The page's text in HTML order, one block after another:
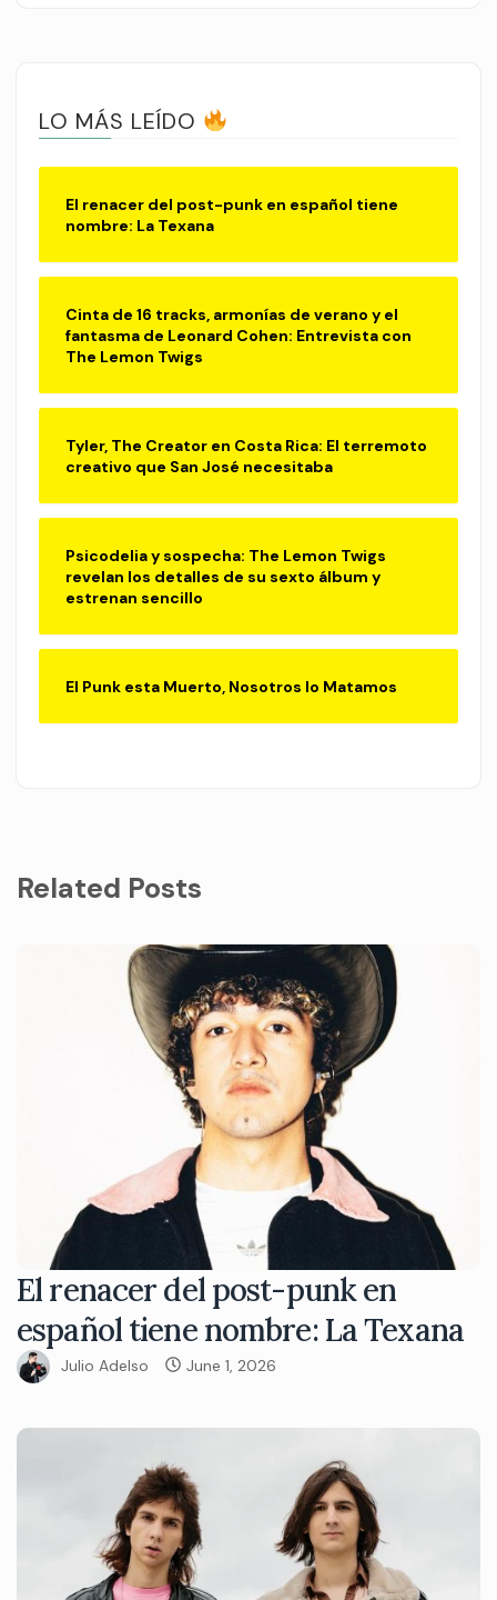
LO MÁS LEÍDO
El renacer del post-punk en español tiene
nombre: La Texana
Cinta de 16 tracks, armonías de verano y el
fantasma de Leonard Cohen: Entrevista con
The Lemon Twigs
Tyler, The Creator en Costa Rica: El terremoto
creativo que San José necesitaba
Psicodelia y sospecha: The Lemon Twigs
revelan los detalles de su sexto álbum y
estrenan sencillo
El Punk esta Muerto, Nosotros lo Matamos
Related Posts
El renacer del post-punk en
español tiene nombre: La Texana
Julio Adelso June 1, 2026